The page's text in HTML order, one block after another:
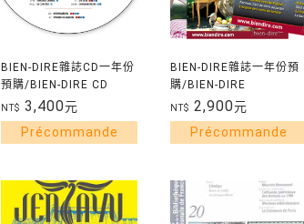
BIEN-DIRE雜誌CD一年份
預購/BIEN-DIRE CD
COMMANDE POUR 1AN
NT$ 3,400元
BIEN-DIRE雜誌一年份預
購/BIEN-DIRE
COMMANDE POUR 1AN
NT$ 2,900元